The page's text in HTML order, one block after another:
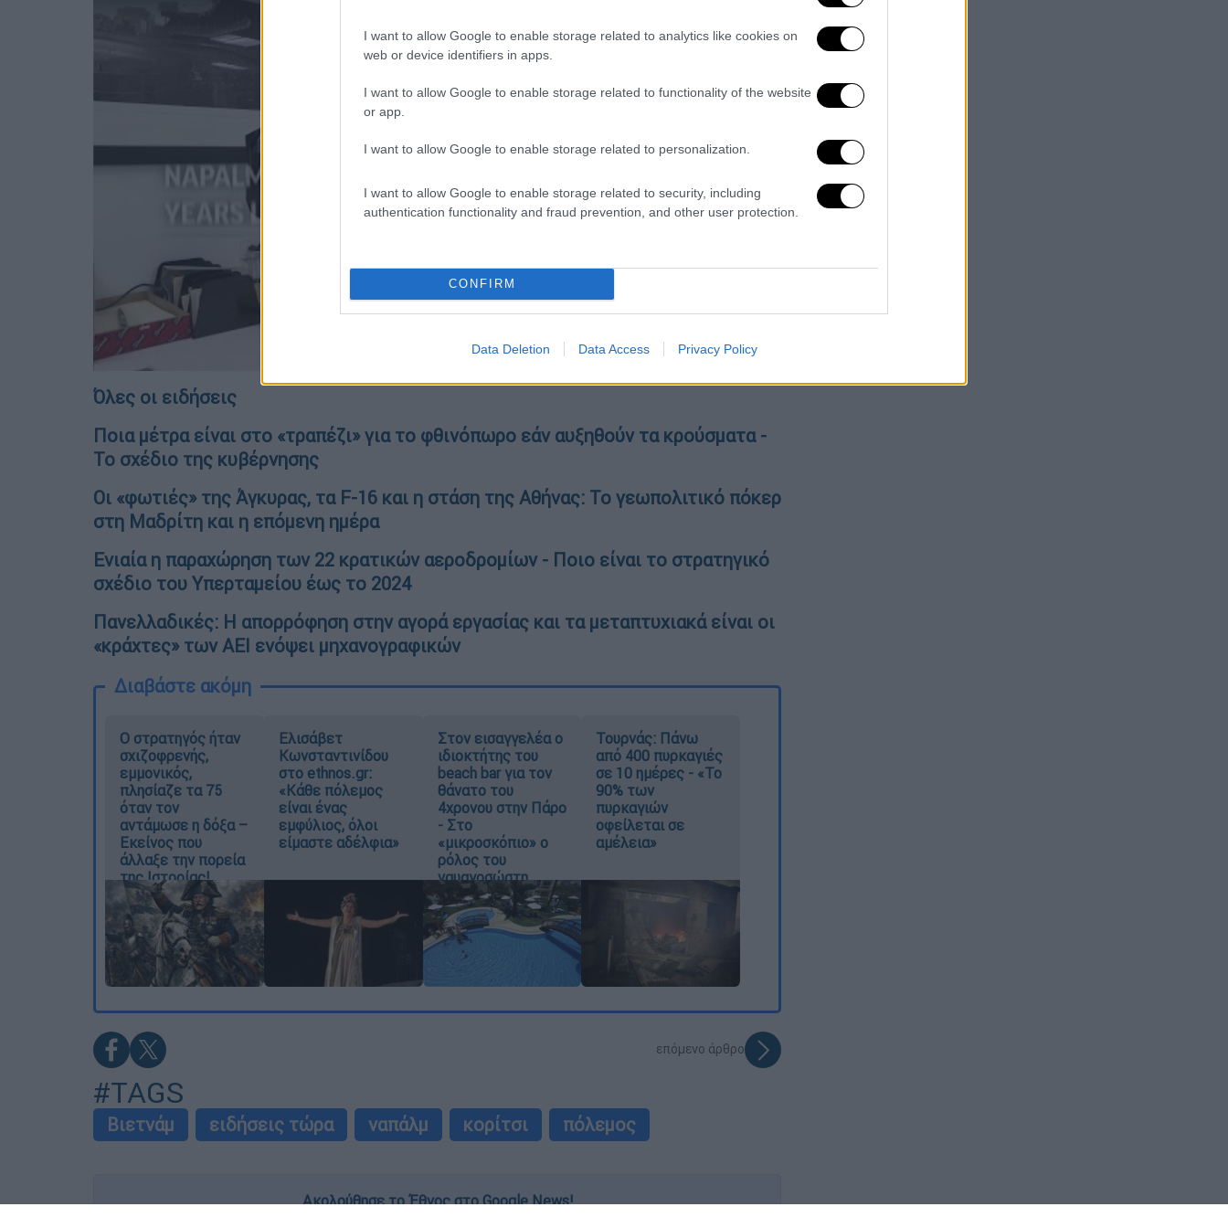
I want to allow Google to enable storage related to analytics like cookies on
web or device identifiers in apps.
I want to allow Google to enable storage related to functionality of the website
or app.
I want to allow Google to enable storage related to personalization.
I want to allow Google to enable storage related to security, including
authentication functionality and fraud prevention, and other user protection.
CONFIRM
Data Deletion Data Access Privacy Policy
video
Όλες οι ειδήσεις
Ποια μέτρα είναι στο «τραπέζι» για το φθινόπωρο εάν αυξηθούν τα κρούσματα -
Το σχέδιο της κυβέρνησης
Οι «φωτιές» της Άγκυρας, τα F-16 και η στάση της Αθήνας: Το γεωπολιτικό πόκερ
στη Μαδρίτη και η επόμενη ημέρα
Ενιαία η παραχώρηση των 22 κρατικών αεροδρομίων - Ποιο είναι το στρατηγικό
σχέδιο του Υπερταμείου έως το 2024
Πανελλαδικές: Η απορρόφηση στην αγορά εργασίας και τα μεταπτυχιακά είναι οι
«κράχτες» των ΑΕΙ ενόψει μηχανογραφικών
Διαβάστε ακόμη
O στρατηγός ήταν
σχιζοφρενής,
εμμονικός,
πλησίαζε τα 75
όταν τον
αντάμωσε η δόξα –
Εκείνος που
άλλαξε την πορεία
της Ιστορίας!
Ελισάβετ
Κωνσταντινίδου
στο ethnos.gr:
«Κάθε πόλεμος
είναι ένας
εμφύλιος, όλοι
είμαστε αδέλφια»
Στον εισαγγελέα ο
ιδιοκτήτης του
beach bar για τον
θάνατο του
4χρονου στην Πάρο
- Στο
«μικροσκόπιο» ο
ρόλος του
ναυαγοσώστη
Τουρνάς: Πάνω
από 400 πυρκαγιές
σε 10 ημέρες - «Το
90% των
πυρκαγιών
οφείλεται σε
αμέλεια»
επόμενο άρθρο
#TAGS
Βιετνάμ ειδήσεις τώρα ναπάλμ κορίτσι πόλεμος
Ακολούθησε το Έθνος στο Google News!